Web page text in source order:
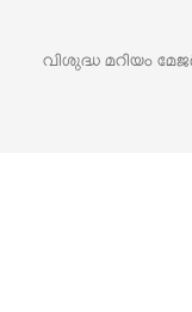
‘പെറ്റൽസ്’ ലൈഫ്